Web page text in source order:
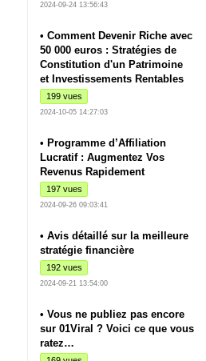
2024-09-24 13:56:43
• Comment Devenir Riche avec
50 000 euros : Stratégies de
Constitution d'un Patrimoine
et Investissements Rentables
199 vues
2024-10-05 14:27:03
• Programme d’Affiliation
Lucratif : Augmentez Vos
Revenus Rapidement
197 vues
2024-09-26 09:03:41
• Avis détaillé sur la meilleure
stratégie financière
192 vues
2024-09-21 13:54:00
• Vous ne publiez pas encore
sur 01Viral ? Voici ce que vous
ratez…